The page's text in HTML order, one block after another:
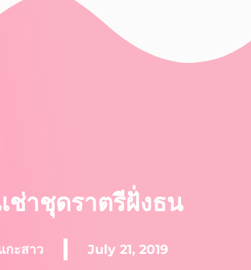
ช่าชุดราตรีฝั่งธน
กะสาว July 21, 2019